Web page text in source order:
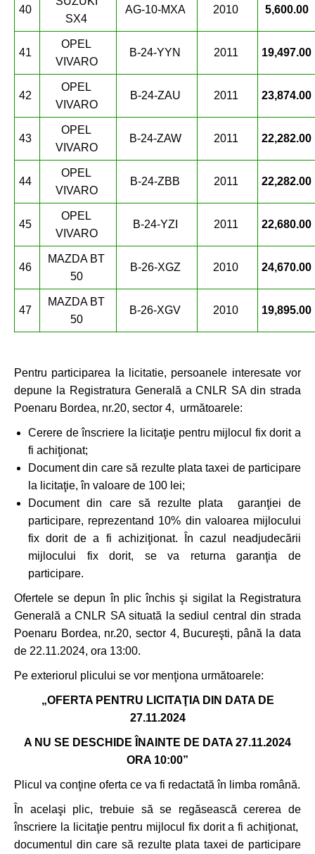
40
SX4
AG-10-MXA 2010 5,600.00
41
OPEL
VIVARO
B-24-YYN 2011 19,497.00
42
OPEL
VIVARO
B-24-ZAU 2011 23,874.00
43
OPEL
VIVARO
B-24-ZAW 2011 22,282.00
44
OPEL
VIVARO
B-24-ZBB 2011 22,282.00
45
OPEL
VIVARO
B-24-YZI 2011 22,680.00
46
MAZDA BT
50
B-26-XGZ 2010 24,670.00
47
MAZDA BT
50
B-26-XGV 2010 19,895.00
Pentru participarea la licitatie, persoanele interesate vor
depune la Registratura Generală a CNLR SA din strada
Poenaru Bordea, nr.20, sector 4, următoarele:
Cerere de înscriere la licitaţie pentru mijlocul fix dorit a
fi achiţionat;
Document din care să rezulte plata taxei de participare
la licitaţie, în valoare de 100 lei;
Document din care să rezulte plata garanţiei de
participare, reprezentand 10% din valoarea mijlocului
fix dorit de a fi achiziţionat. În cazul neadjudecării
mijlocului fix dorit, se va returna garanţia de
participare.
Ofertele se depun în plic închis şi sigilat la Registratura
Generală a CNLR SA situată la sediul central din strada
Poenaru Bordea, nr.20, sector 4, Bucureşti, până la data
de 22.11.2024, ora 13:00.
Pe exteriorul plicului se vor menţiona următoarele:
„OFERTA PENTRU LICITAŢIA DIN DATA DE
27.11.2024
A NU SE DESCHIDE ÎNAINTE DE DATA 27.11.2024
ORA 10:00”
Plicul va conţine oferta ce va fi redactată în limba română.
În acelaşi plic, trebuie să se regăsească cererea de
înscriere la licitaţie pentru mijlocul fix dorit a fi achiţionat,
documentul din care să rezulte plata taxei de participare